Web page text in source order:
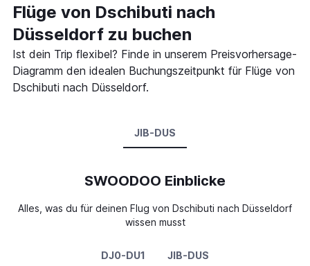
Flüge von Dschibuti nach
Düsseldorf zu buchen
Ist dein Trip flexibel? Finde in unserem Preisvorhersage-
Diagramm den idealen Buchungszeitpunkt für Flüge von
Dschibuti nach Düsseldorf.
JIB-DUS
SWOODOO Einblicke
Alles, was du für deinen Flug von Dschibuti nach Düsseldorf
wissen musst
DJ0-DU1 JIB-DUS